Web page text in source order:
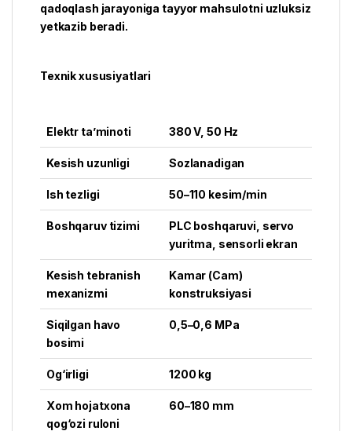
qadoqlash jarayoniga tayyor mahsulotni uzluksiz
yetkazib beradi.
Texnik xususiyatlari
Elektr ta’minoti 380 V, 50 Hz
Kesish uzunligi Sozlanadigan
Ish tezligi 50–110 kesim/min
Boshqaruv tizimi
PLC boshqaruvi, servo
yuritma, sensorli ekran
Kesish tebranish
mexanizmi
Kamar (Cam)
konstruksiyasi
Siqilgan havo
bosimi
0,5–0,6 MPa
Og‘irligi 1200 kg
Xom hojatxona
qog‘ozi ruloni
60–180 mm